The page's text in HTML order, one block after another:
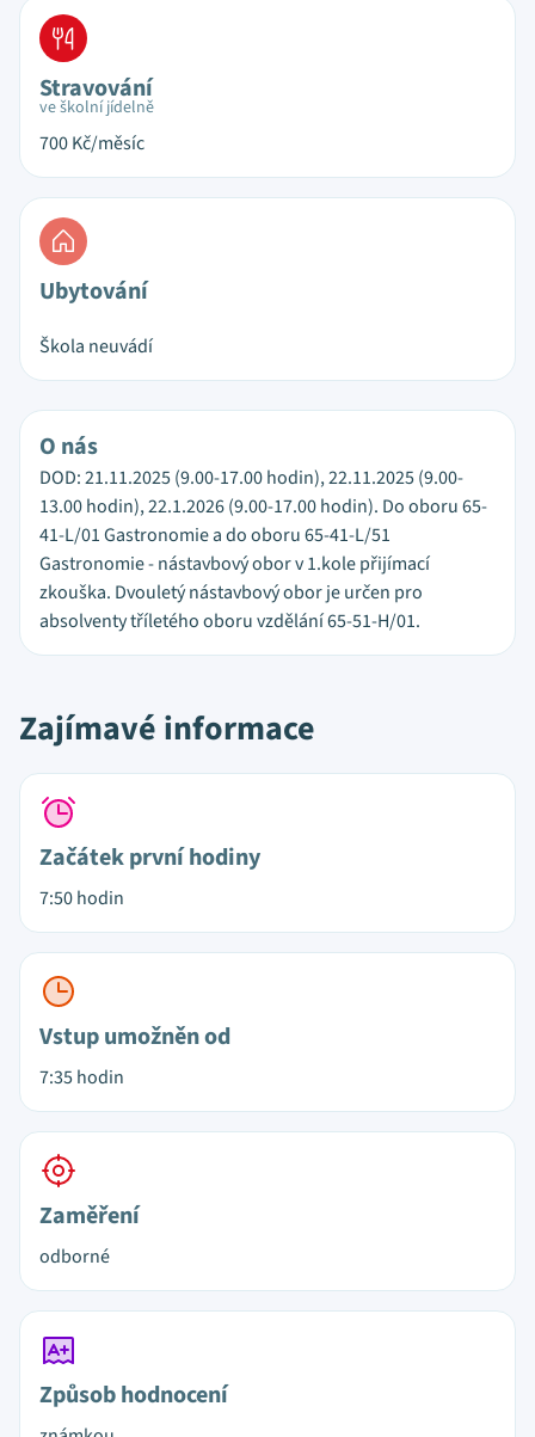
Stravování
ve školní jídelně
700Kč/měsíc
Ubytování
Škola neuvádí
O nás
DOD: 21.11.2025 (9.00-17.00 hodin), 22.11.2025 (9.00-
13.00 hodin), 22.1.2026 (9.00-17.00 hodin). Do oboru 65-
41-L/01 Gastronomie a do oboru 65-41-L/51
Gastronomie - nástavbový obor v 1.kole přijímací
zkouška. Dvouletý nástavbový obor je určen pro
absolventy tříletého oboru vzdělání 65-51-H/01.
Zajímavé informace
Začátek první hodiny
7:50 hodin
Vstup umožněn od
7:35 hodin
Zaměření
odborné
Způsob hodnocení